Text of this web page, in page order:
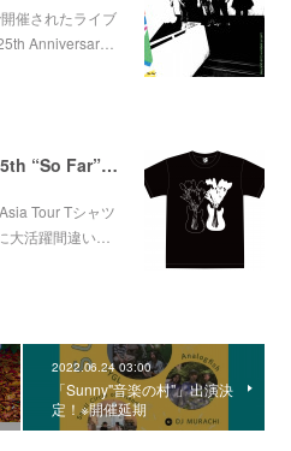
催されたライブ
Anniversar…
【NEW TEE】''Analogfish 25th “So Far”East Asia Tour'' Tee
Tour Tシャツ
大活躍間違い…
2022.06.24 03:00
「Sunny"音楽の村"」出演決
定！※開催延期